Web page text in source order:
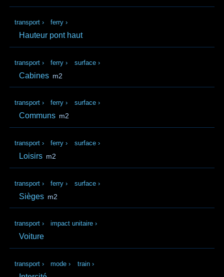
transport › ferry ›
Hauteur pont haut
transport › ferry › surface ›
Cabines m2
transport › ferry › surface ›
Communs m2
transport › ferry › surface ›
Loisirs m2
transport › ferry › surface ›
Sièges m2
transport › impact unitaire ›
Voiture
transport › mode › train ›